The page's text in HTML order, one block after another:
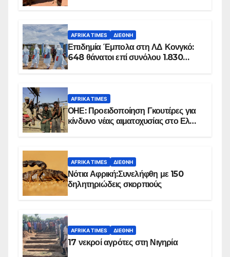
AFRIKA TIMES ΔΙΕΘΝΉ
Επιδημία Έμπολα στη ΛΔ Κονγκό:
648 θάνατοι επί συνόλου 1.830
AFRIKA TIMES
ΟΗΕ: Προειδοποίηση Γκουτέρες για
κίνδυνο νέας αιματοχυσίας στο Ελ
AFRIKA TIMES ΔΙΕΘΝΉ
Νότια Αφρική:Συνελήφθη με 150
δηλητηριώδεις σκορπιούς
AFRIKA TIMES ΔΙΕΘΝΉ
17 νεκροί αγρότες στη Νιγηρία